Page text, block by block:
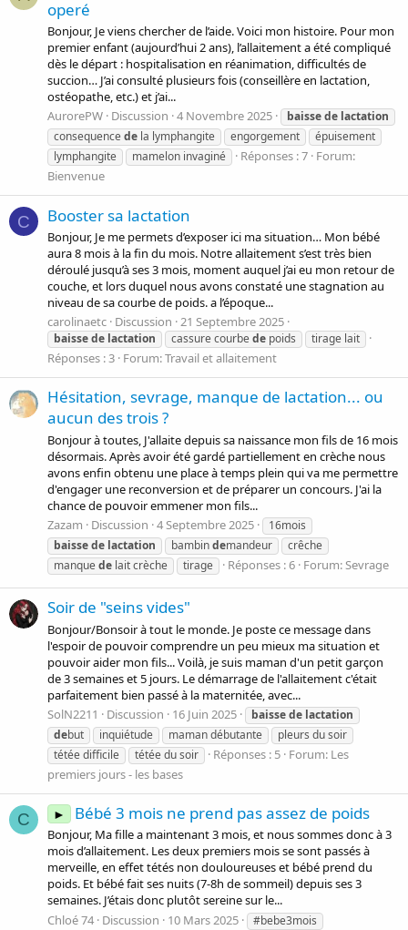
operé
Bonjour, Je viens chercher de l’aide. Voici mon histoire. Pour mon
premier enfant (aujourd’hui 2 ans), l’allaitement a été compliqué
dès le départ : hospitalisation en réanimation, difficultés de
succion… J’ai consulté plusieurs fois (conseillère en lactation,
ostéopathe, etc.) et j’ai...
AurorePW Discussion 4 Novembre 2025 baissede lactation
consequencede la lymphangite engorgement
épuisement
lymphangite
mamelon invaginé Réponses : 7 Forum:
Bienvenue
C Booster sa lactation
Bonjour, Je me permets d’exposer ici ma situation… Mon bébé
aura 8 mois à la fin du mois. Notre allaitement s’est très bien
déroulé jusqu’à ses 3 mois, moment auquel j’ai eu mon retour de
couche, et lors duquel nous avons constaté une stagnation au
niveau de sa courbe de poids. a l’époque...
carolinaetc Discussion 21 Septembre 2025
baissede lactation cassure courbede poids tirage lait
Réponses : 3 Forum:Travail et allaitement
Hésitation, sevrage, manque de lactation... ou
aucun des trois ?
Bonjour à toutes, J'allaite depuis sa naissance mon fils de 16 mois
désormais. Après avoir été gardé partiellement en crèche nous
avons enfin obtenu une place à temps plein qui va me permettre
d'engager une reconversion et de préparer un concours. J'ai la
chance de pouvoir emmener mon fils...
Zazam
Discussion 4 Septembre 2025
16mois
baissede lactation bambindemandeur
crêche
manquede lait crèche tirage Réponses : 6 Forum:Sevrage
Soir de "seins vides"
Bonjour/Bonsoir à tout le monde. Je poste ce message dans
l'espoir de pouvoir comprendre un peu mieux ma situation et
pouvoir aider mon fils... Voilà, je suis maman d'un petit garçon
de 3 semaines et 5 jours. Le démarrage de l'allaitement c'était
parfaitement bien passé à la maternitée, avec...
SolN2211
Discussion 16 Juin 2025 baissede lactation
debut inquiétude maman débutante
pleurs du soir
tétée difficile
tétée du soir Réponses : 5 Forum: Les
premiers jours - les bases
C ► Bébé 3 mois ne prend pas assez de poids
Bonjour, Ma fille a maintenant 3 mois, et nous sommes donc à 3
mois d’allaitement. Les deux premiers mois se sont passés à
merveille, en effet tétés non douloureuses et bébé prend du
poids. Et bébé fait ses nuits (7-8h de sommeil) depuis ses 3
semaines. J’étais donc plutôt sereine sur le...
Chloé 74 Discussion 10 Mars 2025
#bebe3mois